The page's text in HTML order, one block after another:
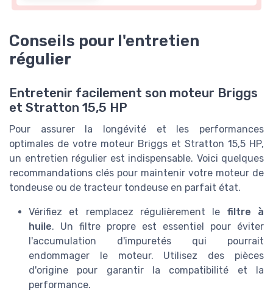
Conseils pour l'entretien
régulier
Entretenir facilement son moteur Briggs
et Stratton 15,5 HP
Pour assurer la longévité et les performances
optimales de votre moteur Briggs et Stratton 15,5 HP,
un entretien régulier est indispensable. Voici quelques
recommandations clés pour maintenir votre moteur de
tondeuse ou de tracteur tondeuse en parfait état.
Vérifiez et remplacez régulièrement le filtre à
huile. Un filtre propre est essentiel pour éviter
l'accumulation d'impuretés qui pourrait
endommager le moteur. Utilisez des pièces
d'origine pour garantir la compatibilité et la
performance.